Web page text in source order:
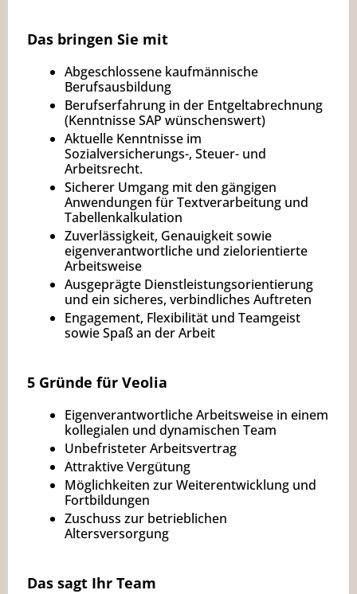
Das bringen Sie mit
Abgeschlossene kaufmännische
Berufsausbildung
Berufserfahrung in der Entgeltabrechnung
(Kenntnisse SAP wünschenswert)
Aktuelle Kenntnisse im
Sozialversicherungs-, Steuer- und
Arbeitsrecht.
Sicherer Umgang mit den gängigen
Anwendungen für Textverarbeitung und
Tabellenkalkulation
Zuverlässigkeit, Genauigkeit sowie
eigenverantwortliche und zielorientierte
Arbeitsweise
Ausgeprägte Dienstleistungsorientierung
und ein sicheres, verbindliches Auftreten
Engagement, Flexibilität und Teamgeist
sowie Spaß an der Arbeit
5 Gründe für Veolia
Eigenverantwortliche Arbeitsweise in einem
kollegialen und dynamischen Team
Unbefristeter Arbeitsvertrag
Attraktive Vergütung
Möglichkeiten zur Weiterentwicklung und
Fortbildungen
Zuschuss zur betrieblichen
Altersversorgung
Das sagt Ihr Team